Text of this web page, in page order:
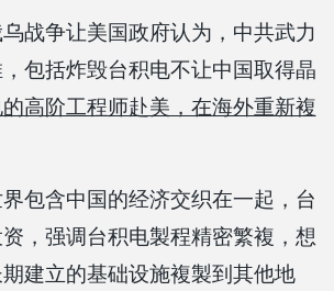
战争让美国政府认为，中共武力
包括炸毁台积电不让中国取得晶
高阶工程师赴美，在海外重新複
包含中国的经济交织在一起，台
，强调台积电製程精密繁複，想
建立的基础设施複製到其他地